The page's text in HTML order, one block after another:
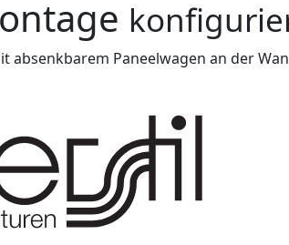
absenkbarem Paneelwagen an der